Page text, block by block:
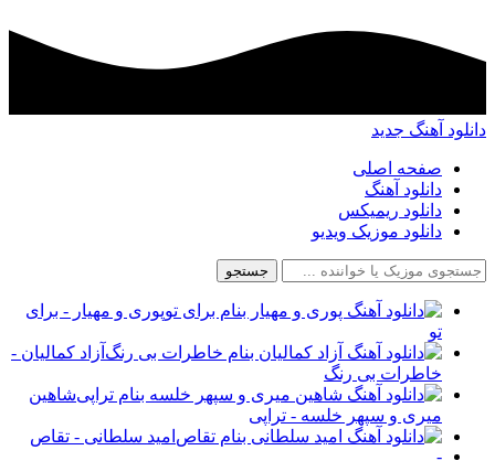
آهنگ جدید
صفحه اصلی
دانلود آهنگ
دانلود ریمیکس
دانلود موزیک ویدیو
جستجو
پوری و مهیار - برای
آزاد کمالیان -
خاطرات بی رنگ
شاهین
میری و سپهر خلسه - تراپی
امید سلطانی - تقاص